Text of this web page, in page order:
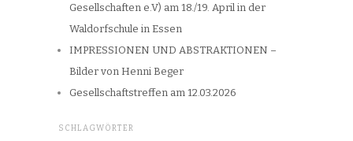
Gesellschaften e.V) am 18./19. April in der
Waldorfschule in Essen
IMPRESSIONEN UND ABSTRAKTIONEN –
Bilder von Henni Beger
Gesellschaftstreffen am 12.03.2026
SCHLAGWÖRTER